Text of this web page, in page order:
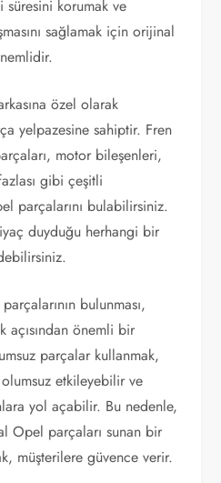
süresini korumak ve
sağlamak için orijinal
özel olarak
yelpazesine sahiptir. Fren
motor bileşenleri,
gibi çeşitli
parçalarını bulabilirsiniz.
duyduğu herhangi bir
bulunması,
önemli bir
parçalar kullanmak,
olumsuz etkileyebilir ve
yol açabilir. Bu nedenle,
Opel parçaları sunan bir
müşterilere güvence verir.